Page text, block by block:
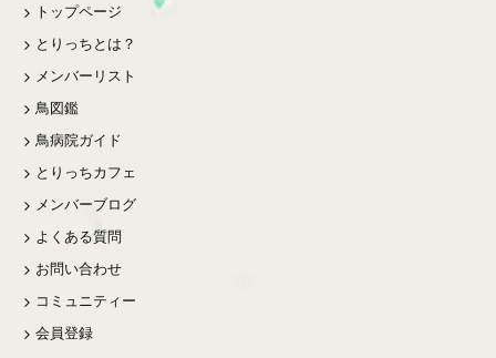
トップページ
とりっちとは？
メンバーリスト
鳥図鑑
鳥病院ガイド
とりっちカフェ
メンバーブログ
よくある質問
お問い合わせ
コミュニティー
会員登録